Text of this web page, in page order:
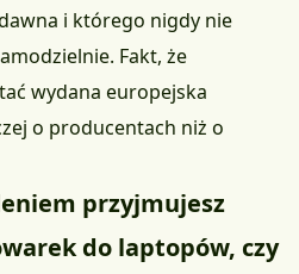
i którego nigdy nie
Fakt, że
wydana europejska
o producentach niż o
przyjmujesz
do laptopów, czy